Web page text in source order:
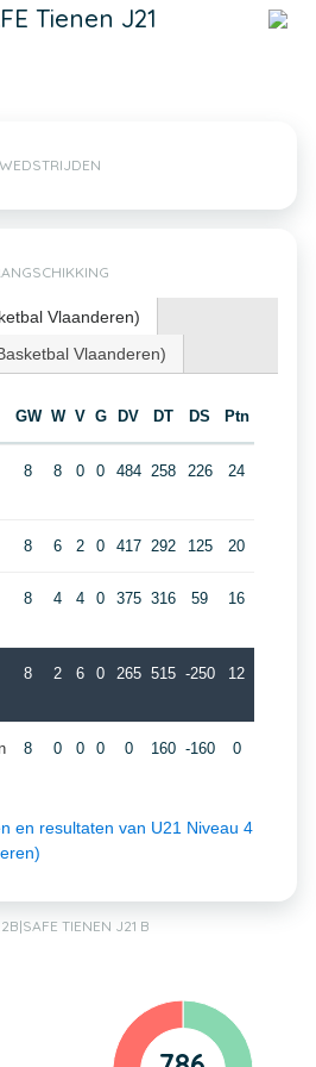
Tienen J21
WEDSTRIJDEN
Vlaanderen)
Vlaanderen)
GW W V G DV DT DS Ptn
8 8 0 0 484 258 226 24
8 6 2 0 417 292 125 20
8 4 4 0 375 316 59 16
8 2 6 0 265 515 -250 12
8 0 0 0 0 160 -160 0
en resultaten van U21 Niveau 4
TIENEN J21 B